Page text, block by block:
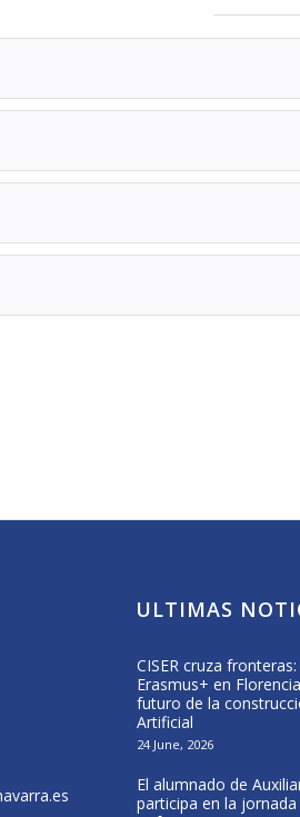
ULTIMAS
de Acciona
CISER cruza
Erasmus+ en
futuro de la
Artificial
24 June, 2026
El alumnado de
participa en la